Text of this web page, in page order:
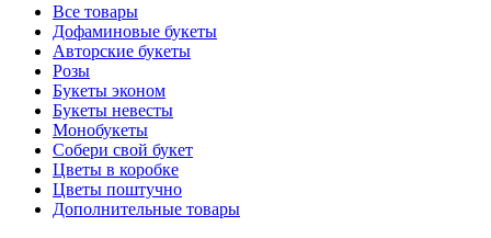
Все товары
Дофаминовые букеты
Авторские букеты
Розы
Букеты эконом
Букеты невесты
Монобукеты
Собери свой букет
Цветы в коробке
Цветы поштучно
Дополнительные товары